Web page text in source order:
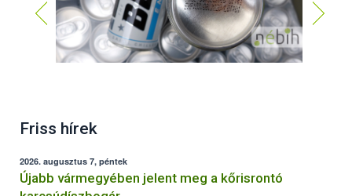
Friss hírek
2026. augusztus 7, péntek
Újabb vármegyében jelent meg a kőrisrontó